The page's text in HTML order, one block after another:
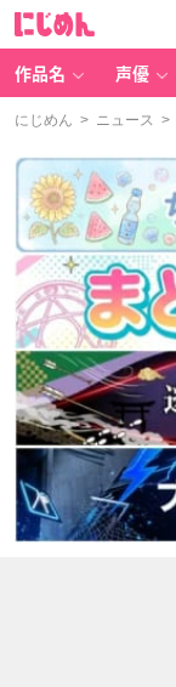
作品名 声優
にじめん > ニュース >